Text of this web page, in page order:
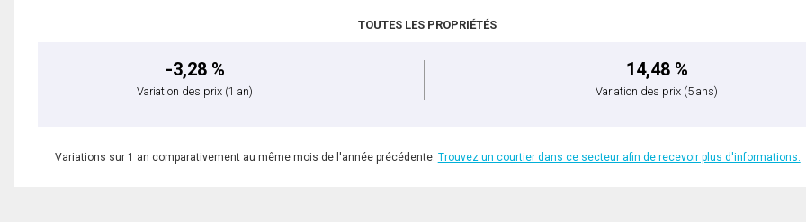
TOUTES LES PROPRIÉTÉS
-3,28 %
Variation des prix (1 an)
14,48 %
Variation des prix (5 ans)
Variations sur 1 an comparativement au même mois de l'année précédente. Trouvez un courtier dans ce secteur afin de recevoir plus d'informations.